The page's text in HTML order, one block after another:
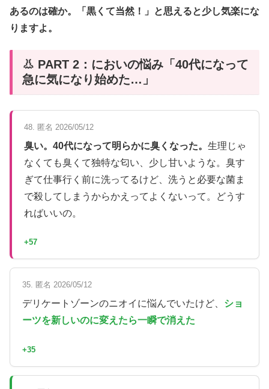
あるのは確か。「黒くて当然！」と思えると少し気楽にな
りますよ。
👃 PART 2：においの悩み「40代になって
急に気になり始めた…」
48. 匿名 2026/05/12
臭い。40代になって明らかに臭くなった。 生理じゃ
なくても臭くて独特な匂い、少し甘いような。臭す
ぎて仕事行く前に洗ってるけど、洗うと必要な菌ま
で殺してしまうからかえってよくないって。どうす
ればいいの。
+57
35. 匿名 2026/05/12
デリケートゾーンのニオイに悩んでいたけど、 ショ
ーツを新しいのに変えたら一瞬で消えた
+35